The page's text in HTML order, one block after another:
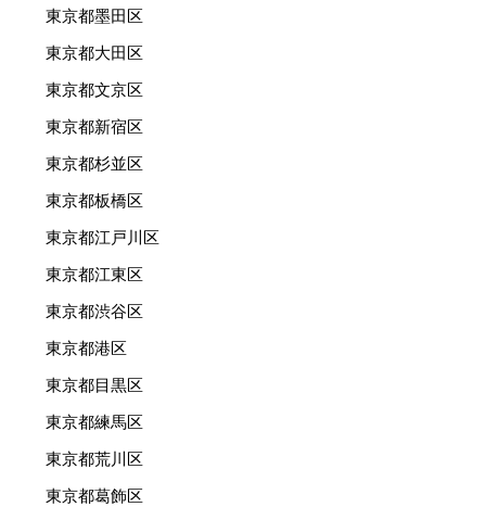
東京都墨田区
東京都大田区
東京都文京区
東京都新宿区
東京都杉並区
東京都板橋区
東京都江戸川区
東京都江東区
東京都渋谷区
東京都港区
東京都目黒区
東京都練馬区
東京都荒川区
東京都葛飾区